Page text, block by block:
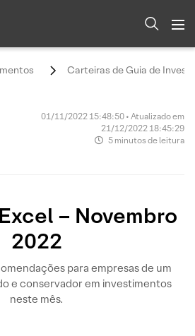
Carteiras de Guia de
01/11/2022 15:48:50 • Atualizado em
21/12/2022 18:45:29
5 minutos de leitura
– Novembro
2022
para empresas de um
e conservador em investimentos
neste mês.